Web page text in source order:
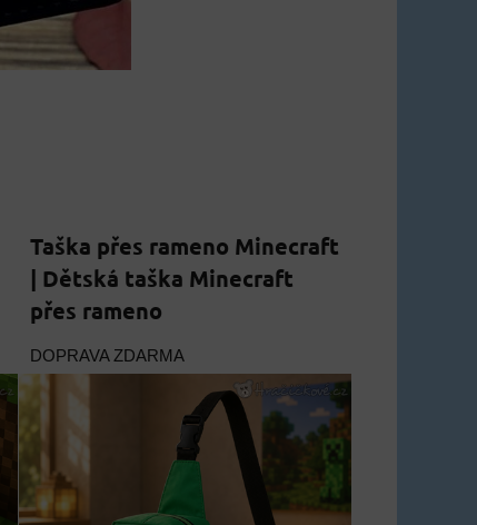
Taška přes rameno Minecraft
| Dětská taška Minecraft
přes rameno
DOPRAVA ZDARMA